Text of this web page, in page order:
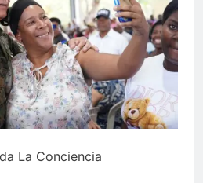
La Conciencia